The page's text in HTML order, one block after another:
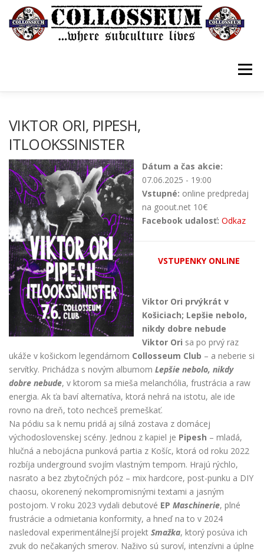
Prejsť
obsah
Menu
KONTAKTY GUESTBOOK
VIKTOR ORI, PIPESH,
ITLOOKSSINISTER
Dátum a čas akcie:
07.06.2025 - 19:00
Vstupné: online predpredaj
na goout.net 10€
Facebook udalosť: Odkaz
VSTUPENKY ONLINE
Viktor Ori prvýkrát v
Košiciach; Lepšie nebolo,
nikdy dobre nebude
Viktor Ori sa po prvý raz
ukáže v košickom legendárnom Collosseum Club – a neberie si
servítky. Prichádza s novým albumom Lepšie nebolo, nikdy
dobre nebude, v ktorom sa mieša melanchólia, frustrácia a raw
energia. Ak ťa baví alternatíva, ktorá nehrá na istotu, ale ide
rovno na dreň, toto nechceš premeškať.
Na pódiu sa k nemu pridá aj silná zostava z domácej
východoslovenskej scény. Jednou z kapiel je Pipesh – mladá,
hlučná a nebojácna punková partia z Košíc, ktorá od roku 2022
rozbíja underground svojím vlastným tempom. Hrajú rýchlo,
nasrato a bez zbytočných póz – mix hardcore, post-punku a DIY
chaosu, okorenený nekompromisnými textami a jasným
postojom. V roku 2023 vydali debutové EP Maschinerie, plné
frustrácie a odmietania konformity, a hneď na to v 2024
nasledoval experimentálnejší projekt Smažka, ktorý posúva ich
zvuk do nečakaných smerov. Naživo sú suroví, intenzívni a úplne